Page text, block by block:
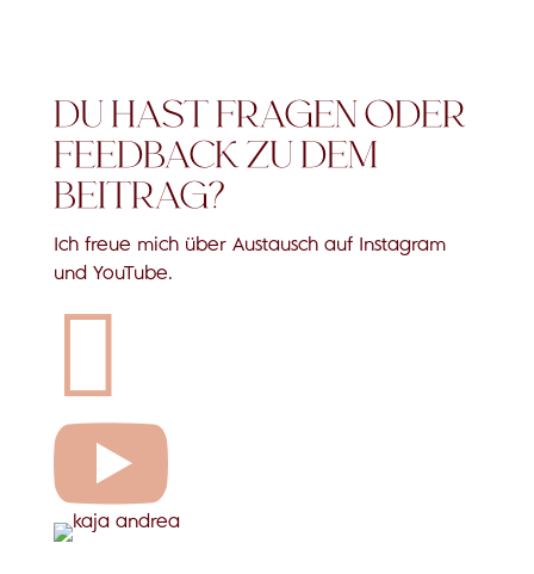
DU HAST FRAGEN ODER
FEEDBACK ZU DEM
BEITRAG?
Ich freue mich über Austausch auf Instagram
und YouTube.

